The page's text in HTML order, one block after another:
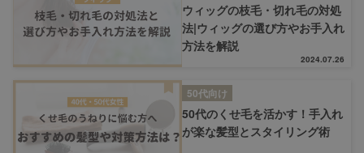
ウィッグの枝毛・切れ毛の対処
法|ウィッグの選び方やお手入れ
方法を解説
2024.07.26
50代向け
50代のくせ毛を活かす！手入れ
が楽な髪型とスタイリング術